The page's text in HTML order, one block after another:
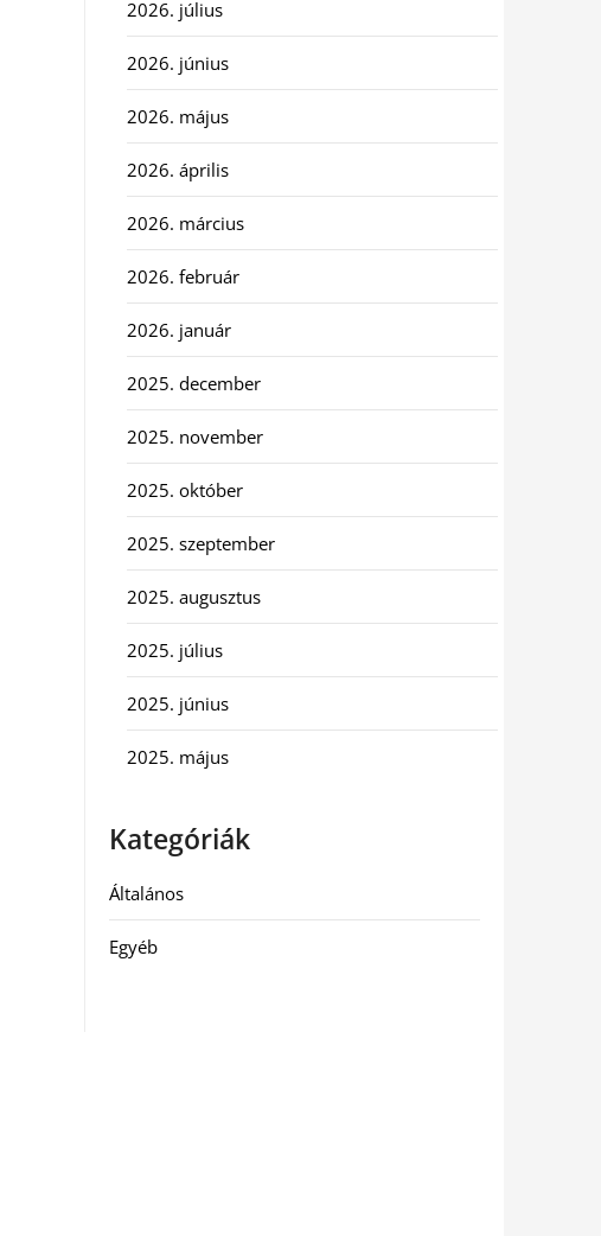
2026. július
2026. június
2026. május
2026. április
2026. március
2026. február
2026. január
2025. december
2025. november
2025. október
2025. szeptember
2025. augusztus
2025. július
2025. június
2025. május
Kategóriák
Általános
Egyéb